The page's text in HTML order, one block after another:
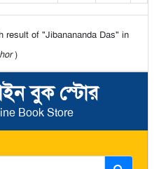
বুক স্টোর
Book Store
result of "Jibanananda Das" in
)